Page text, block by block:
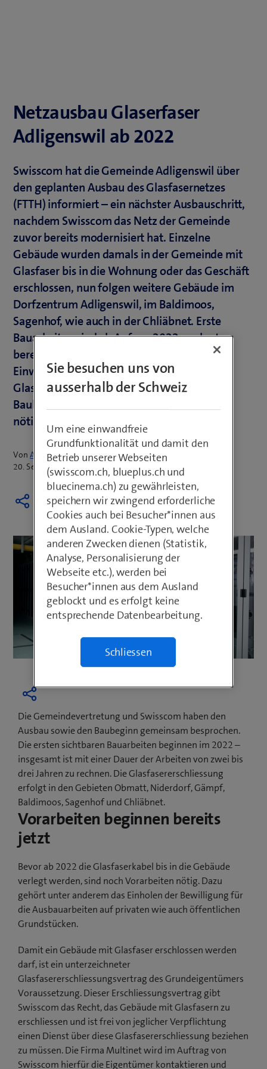
Netzausbau Glaserfaser
Adligenswil ab 2022
Swisscom hat die Gemeinde Adligenswil über
den geplanten Ausbau des Glasfasernetzes
(FTTH) informiert – ein nächster Ausbauschritt,
nachdem Swisscom das Netz der Gemeinde
zuvor bereits modernisiert hat. Einzelne
Gebäude wurden damals in der Gemeinde mit
Glasfaser bis in die Wohnung oder das Geschäft
erschlossen, nun folgen weitere Gebäude im
Dorfzentrum Adligenswil, im Baldimoos,
Sagenhof, wie auch in der Chliäbnet. Erste
Bauarbeiten sind ab Anfang 2022 geplant,
bereits im Sommer 2022 werden weitere
Einwohner von Adligenswil direkt ans
Glasfasernetz angeschlossen sein. Bis zum
Baubeginn sind noch zahlreiche Vorarbeiten
nötig.
VonArmin Schädeli
20. September 2021
Die Gemeindevertretung und Swisscom haben den
Ausbau sowie den Baubeginn gemeinsam besprochen.
Die ersten sichtbaren Bauarbeiten beginnen im 2022 –
insgesamt ist mit einer Dauer der Arbeiten von zwei bis
drei Jahren zu rechnen. Die Glasfasererschliessung
erfolgt in den Gebieten Obmatt, Niderdorf, Gämpf,
Baldimoos, Sagenhof und Chliäbnet.
Vorarbeiten beginnen bereits
jetzt
Bevor ab 2022 die Glasfaserkabel bis in die Gebäude
verlegt werden, sind noch Vorarbeiten nötig. Dazu
gehört unter anderem das Einholen der Bewilligung für
die Ausbauarbeiten auf privaten wie auch öffentlichen
Grundstücken.
Damit ein Gebäude mit Glasfaser erschlossen werden
darf, ist ein unterzeichneter
Glasfasererschliessungsvertrag des Grundeigentümers
Voraussetzung. Dieser Erschliessungsvertrag gibt
Swisscom das Recht, das Gebäude mit Glasfasern zu
erschliessen und ist frei von jeglicher Verpflichtung
einen Dienst über diese Glasfasererschliessung beziehen
zu müssen. Die Firma Multinet wird im Auftrag von
Swisscom hierfür die Eigentümer kontaktieren und
Sie besuchen uns von
ausserhalb der Schweiz
Um eine einwandfreie
Grundfunktionalität und damit den
Betrieb unserer Webseiten
(swisscom.ch, blueplus.ch und
bluecinema.ch) zu gewährleisten,
speichern wir zwingend erforderliche
Cookies auch bei Besucher*innen aus
dem Ausland. Cookie-Typen, welche
anderen Zwecken dienen (Statistik,
Analyse, Personalisierung der
Webseite etc.), werden bei
Besucher*innen aus dem Ausland
geblockt und es erfolgt keine
entsprechende Datenbearbeitung.
Schliessen